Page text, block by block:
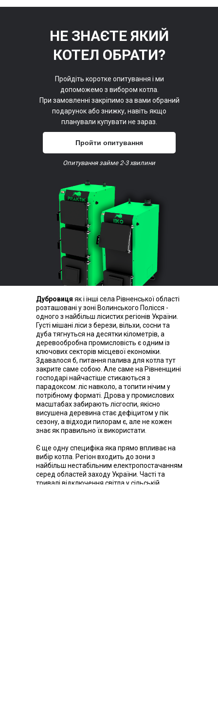
НЕ ЗНАЄТЕ ЯКИЙ
КОТЕЛ ОБРАТИ?
Пройдіть коротке опитування і ми
допоможемо з вибором котла.
При замовленні закріпимо за вами обраний
подарунок або знижку, навіть якщо
планували купувати не зараз.
Пройти опитування
Опитування займе 2-3 хвилини
Дубровиця як і інші села Рівненської області
розташовані у зоні Волинського Полісся -
одного з найбільш лісистих регіонів України.
Густі мішані ліси з берези, вільхи, сосни та
дуба тягнуться на десятки кілометрів, а
деревообробна промисловість є одним із
ключових секторів місцевої економіки.
Здавалося б, питання палива для котла тут
закрите саме собою. Але саме на Рівненщині
господарі найчастіше стикаються з
парадоксом: ліс навколо, а топити нічим у
потрібному форматі. Дрова у промислових
масштабах забирають лісгоспи, якісно
висушена деревина стає дефіцитом у пік
сезону, а відходи пилорам є, але не кожен
знає як правильно їх використати.
Є ще одну специфіка яка прямо впливає на
вибір котла. Регіон входить до зони з
найбільш нестабільним електропостачанням
серед областей заходу України. Часті та
тривалі відключення світла у сільській